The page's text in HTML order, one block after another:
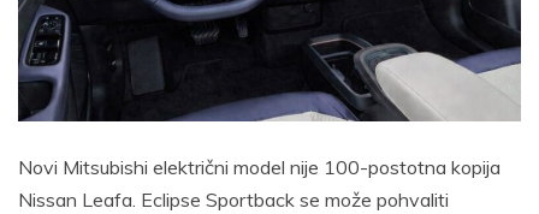
Novi Mitsubishi električni model nije 100-postotna kopija
Nissan Leafa. Eclipse Sportback se može pohvaliti